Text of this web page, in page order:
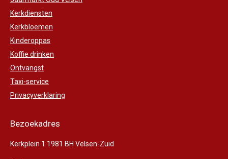
Kerkdiensten
Kerkbloemen
Kinderoppas
Koffie drinken
Ontvangst
Taxi-service
Privacyverklaring
Bezoekadres
Kerkplein 1 1981 BH Velsen-Zuid